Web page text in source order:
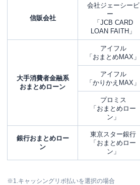
信販会社
会社ジェーシービ
ー
「JCB CARD
LOAN FAITH」
大手消費者金融系
おまとめローン
アイフル
「おまとめMAX」
アイフル
「かりかえMAX」
プロミス
「おまとめロー
ン」
銀行おまとめロー
ン
東京スター銀行
「おまとめロー
ン」
※1.キャッシングリボ払いを選択の場合